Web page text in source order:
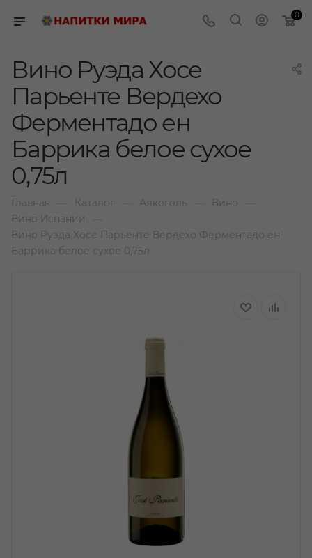
0
Вино Руэда Хосе
Парьенте Вердехо
Ферментадо ен
Баррика белое сухое
0,75л
Главная Каталог Алкоголь Вино
Вино Испании
Вино Руэда Хосе Парьенте Вердехо Ферментадо ен
Баррика белое сухое 0,75л